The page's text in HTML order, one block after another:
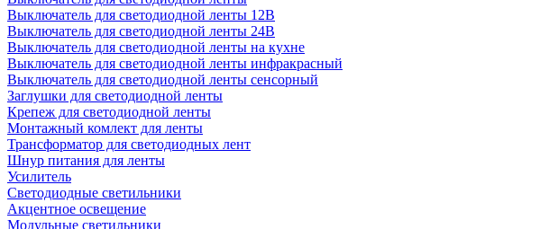
Выключатель для светодиодной ленты 12В
Выключатель для светодиодной ленты 24В
Выключатель для светодиодной ленты на кухне
Выключатель для светодиодной ленты инфракрасный
Выключатель для светодиодной ленты сенсорный
Заглушки для светодиодной ленты
Крепеж для светодиодной ленты
Монтажный комлект для ленты
Трансформатор для светодиодных лент
Шнур питания для ленты
Усилитель
Светодиодные светильники
Акцентное освещение
Модульные светильники